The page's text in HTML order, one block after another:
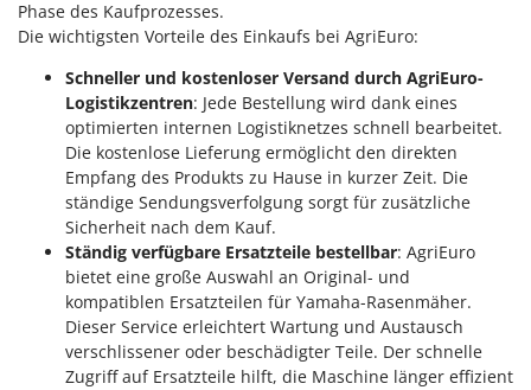
Outdoorchef
Palazzetti
Palumbo Pavi
Partisani
Paterlini
Philips
Pramac
Prismafood
R.G.V.
Phase des Kaufprozesses.
Die wichtigsten Vorteile des Einkaufs bei AgriEuro:
Schneller und kostenloser Versand durch AgriEuro-
Logistikzentren: Jede Bestellung wird dank eines
optimierten internen Logistiknetzes schnell bearbeitet.
Die kostenlose Lieferung ermöglicht den direkten
Empfang des Produkts zu Hause in kurzer Zeit. Die
ständige Sendungsverfolgung sorgt für zusätzliche
Sicherheit nach dem Kauf.
Ständig verfügbare Ersatzteile bestellbar: AgriEuro
bietet eine große Auswahl an Original- und
kompatiblen Ersatzteilen für Yamaha-Rasenmäher.
Dieser Service erleichtert Wartung und Austausch
verschlissener oder beschädigter Teile. Der schnelle
Zugriff auf Ersatzteile hilft, die Maschine länger effizient